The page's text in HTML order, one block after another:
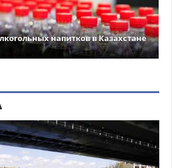
напитков в Казахстане